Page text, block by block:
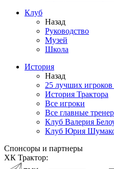
Клуб
Назад
Руководство
Музей
Школа
История
Назад
25 лучших
История Трактора
Все игроки
Все главные
Клуб Валерия
Клуб Юрия
Спонсоры и партнеры
ХК Трактор: